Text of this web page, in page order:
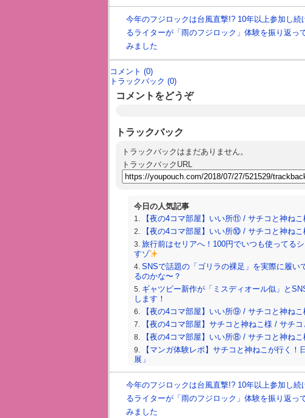
今年のフジロックは台風直撃!? 10年以上参加し続
るライターが「雨のフジロック」体験を振り返っ
みました
コメント (0)
トラックバック (0)
コメントをどうぞ
トラックバック
トラックバックはまだありません。
トラックバックURL
今日の人気記事
【夜の4コマ部屋】いい所⑪ / サチコと神ね
【夜の4コマ部屋】いい所⑩ / サチコと神ね
旅行前はセリアへ！100円でいつも使ってる
すゾ
SNSで話題の「ゴリラの裸足」を実際に履い
るのかな〜？
ギャツビー新作が「ミスディオール似」と
します！
【夜の4コマ部屋】いい所⑨ / サチコと神ね
【夜の4コマ部屋】サチコと神ねこ様 / サチ
【夜の4コマ部屋】いい所⑧ / サチコと神ね
【マンガ体験レポ】サチコと神ねこが行く
展」
【夜の4コマ部屋】いい所⑦ / サチコと神ね
今年のフジロックは台風直撃!? 10年以上参加し続
るライターが「雨のフジロック」体験を振り返っ
みました